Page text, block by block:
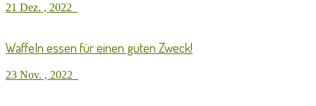
21 Dez. , 2022
Waffeln essen für einen guten Zweck!
23 Nov. , 2022